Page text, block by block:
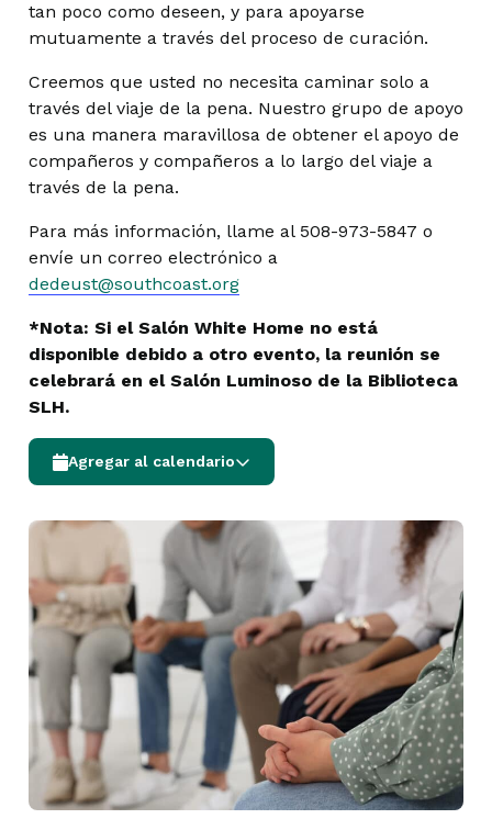
tan poco como deseen, y para apoyarse
mutuamente a través del proceso de curación.
Creemos que usted no necesita caminar solo a
través del viaje de la pena. Nuestro grupo de apoyo
es una manera maravillosa de obtener el apoyo de
compañeros y compañeros a lo largo del viaje a
través de la pena.
Para más información, llame al 508-973-5847 o
envíe un correo electrónico a
dedeust@southcoast.org
*Nota: Si el Salón White Home no está
disponible debido a otro evento, la reunión se
celebrará en el Salón Luminoso de la Biblioteca
SLH.
Agregar al calendario